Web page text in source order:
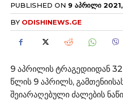
PUBLISHED ON 9 ᲐᲞᲠᲘᲚᲘ 2021,
BY ODISHINEWS.GE
9 აპრილის ტრაგედიიდან
წლის 9 აპრილს,
შეიარაღებული ძალების